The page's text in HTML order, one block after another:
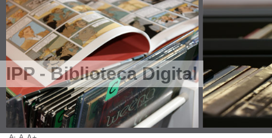
IPP - Biblioteca Digital